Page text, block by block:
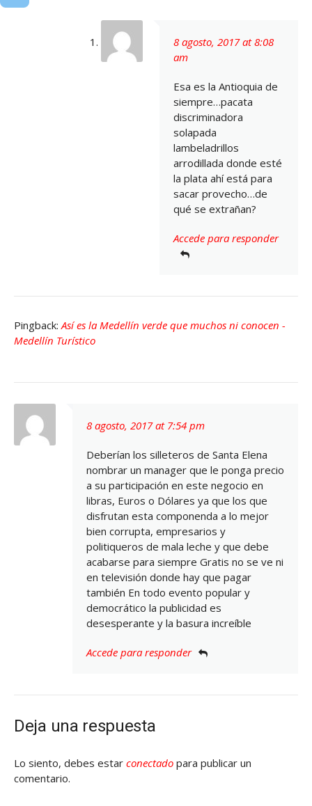
8 agosto, 2017 at 8:08
am
Esa es la Antioquia de
siempre…pacata
discriminadora
solapada
lambeladrillos
arrodillada donde esté
la plata ahí está para
sacar provecho…de
qué se extrañan?
Accede para responder
Pingback: Así es la Medellín verde que muchos ni conocen -
Medellín Turístico
8 agosto, 2017 at 7:54 pm
Deberían los silleteros de Santa Elena
nombrar un manager que le ponga precio
a su participación en este negocio en
libras, Euros o Dólares ya que los que
disfrutan esta componenda a lo mejor
bien corrupta, empresarios y
politiqueros de mala leche y que debe
acabarse para siempre Gratis no se ve ni
en televisión donde hay que pagar
también En todo evento popular y
democrático la publicidad es
desesperante y la basura increíble
Accede para responder
Deja una respuesta
Lo siento, debes estar conectado para publicar un
comentario.